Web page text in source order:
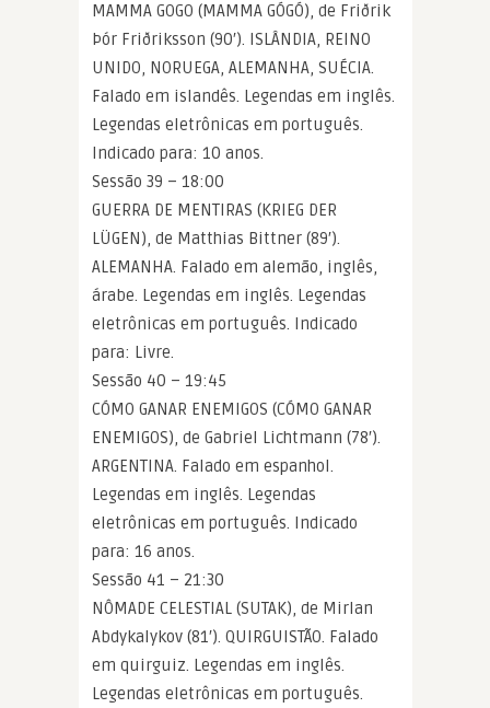
MAMMA GOGO (MAMMA GÓGÓ), de Friðrik
Þór Friðriksson (90′). ISLÂNDIA, REINO
UNIDO, NORUEGA, ALEMANHA, SUÉCIA.
Falado em islandês. Legendas em inglês.
Legendas eletrônicas em português.
Indicado para: 10 anos.
Sessão 39 – 18:00
GUERRA DE MENTIRAS (KRIEG DER
LÜGEN), de Matthias Bittner (89′).
ALEMANHA. Falado em alemão, inglês,
árabe. Legendas em inglês. Legendas
eletrônicas em português. Indicado
para: Livre.
Sessão 40 – 19:45
CÓMO GANAR ENEMIGOS (CÓMO GANAR
ENEMIGOS), de Gabriel Lichtmann (78′).
ARGENTINA. Falado em espanhol.
Legendas em inglês. Legendas
eletrônicas em português. Indicado
para: 16 anos.
Sessão 41 – 21:30
NÔMADE CELESTIAL (SUTAK), de Mirlan
Abdykalykov (81′). QUIRGUISTÃO. Falado
em quirguiz. Legendas em inglês.
Legendas eletrônicas em português.